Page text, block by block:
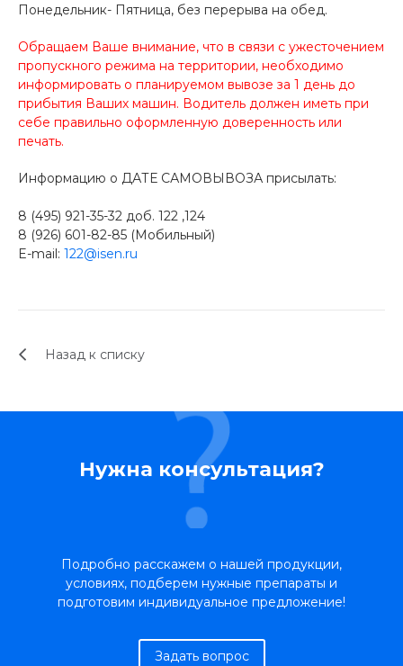
Понедельник- Пятница, без перерыва на обед.
Обращаем Ваше внимание, что в связи с ужесточением
пропускного режима на территории, необходимо
информировать о планируемом вывозе за 1 день до
прибытия Ваших машин. Водитель должен иметь при
себе правильно оформленную доверенность или
печать.
Информацию о ДАТЕ САМОВЫВОЗА присылать:
8 (495) 921-35-32 доб. 122 ,124
8 (926) 601-82-85 (Мобильный)
E-mail: 122@isen.ru
Назад к списку
Нужна консультация?
Подробно расскажем о нашей продукции,
условиях, подберем нужные препараты и
подготовим индивидуальное предложение!
Задать вопрос